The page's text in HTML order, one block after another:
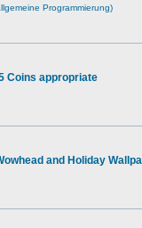
Programmierung)
Coins appropriate
and Holiday